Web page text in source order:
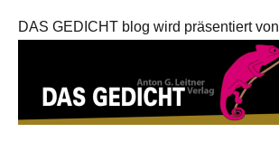
DAS GEDICHT blog wird präsentiert von